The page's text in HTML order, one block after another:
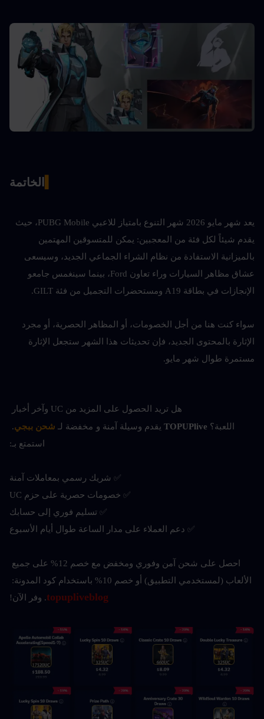
الخاتمة
الإنجازات في بطاقة A19 ومستحضرات التجميل من فئة GILT.
مستمرة طوال شهر مايو.
اللعبة؟ TOPUPlive يقدم وسيلة آمنة و مخفضة لـ شحن ببجي
استمتع بـ:
✅ شريك رسمي بمعاملات آمنة
✅ خصومات حصرية على حزم UC
✅ تسليم فوري إلى حسابك
✅ دعم العملاء على مدار الساعة طوال أيام الأسبوع
الألعاب (لمستخدمي التطبيق) أو خصم 10% باستخدام كود المدونة:
topupliveblog. وفر الآن!